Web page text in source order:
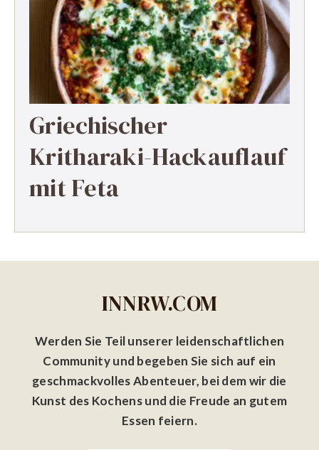
Griechischer
Kritharaki-Hackauflauf
mit Feta
INNRW.COM
Werden Sie Teil unserer leidenschaftlichen
Community und begeben Sie sich auf ein
geschmackvolles Abenteuer, bei dem wir die
Kunst des Kochens und die Freude an gutem
Essen feiern.